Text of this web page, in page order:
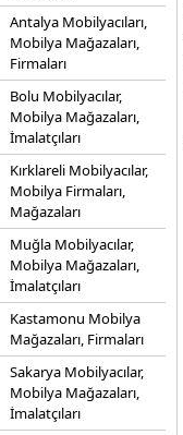
Antalya Mobilyacıları,
Mobilya Mağazaları,
Firmaları
Bolu Mobilyacılar,
Mobilya Mağazaları,
İmalatçıları
Kırklareli Mobilyacılar,
Mobilya Firmaları,
Mağazaları
Muğla Mobilyacılar,
Mobilya Mağazaları,
İmalatçıları
Kastamonu Mobilya
Mağazaları, Firmaları
Sakarya Mobilyacılar,
Mobilya Mağazaları,
İmalatçıları